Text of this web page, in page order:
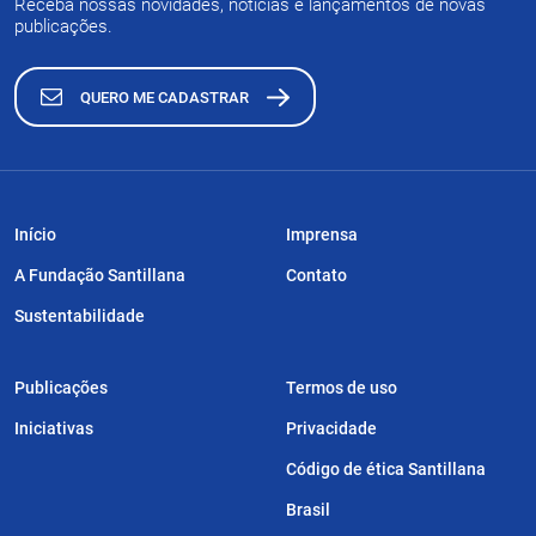
Receba nossas novidades, notícias e lançamentos de novas
publicações.
QUERO ME CADASTRAR
Início
A Fundação Santillana
Sustentabilidade
Publicações
Iniciativas
Imprensa
Contato
Termos de uso
Privacidade
Código de ética Santillana
Brasil